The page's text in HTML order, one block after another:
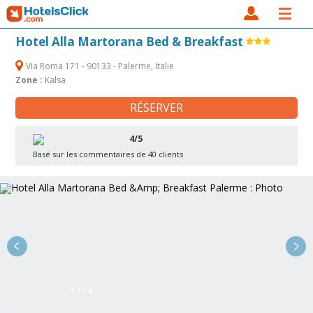
Hotel Alla Martorana Bed & Breakfast
Via Roma 171 - 90133 - Palerme, Italie
Zone : Kalsa
RÉSERVER
4/5
Basé sur les commentaires de 40 clients